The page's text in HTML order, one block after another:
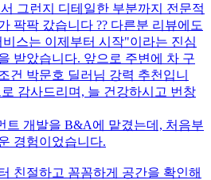
그런지 디테일한 부분까지 전문적
팍팍 갔습니다 ?? 다른분 리뷰에도
스는 이제부터 시작"이라는 진심
받았습니다. 앞으로 주변에 차 구
건 박문호 딜러님 강력 추천입니
감사드리며, 늘 건강하시고 번창
트 개발을 B&A에 맡겼는데, 처음부
경험이었습니다.
친절하고 꼼꼼하게 공간을 확인해